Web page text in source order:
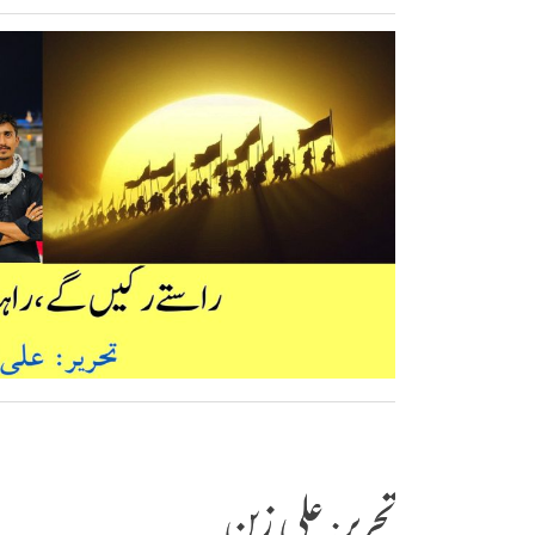
تحریر: علی زین